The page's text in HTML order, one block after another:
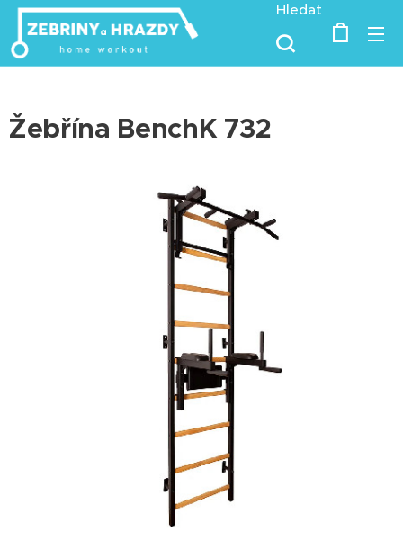
Hledat
Žebřína BenchK 732